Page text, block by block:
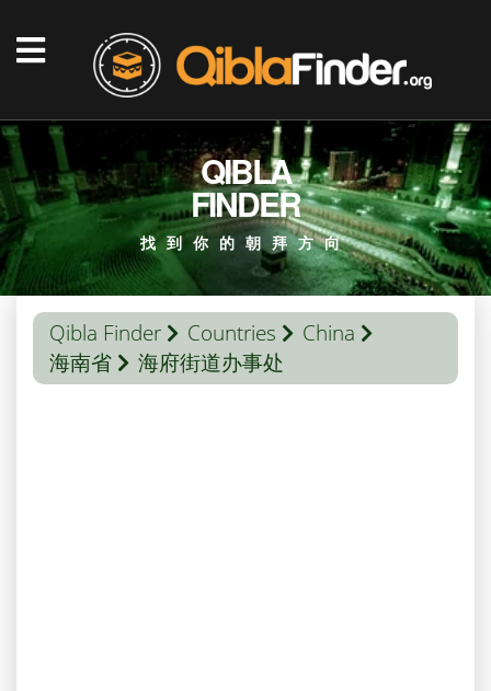
QIBLA
FINDER
找到你的朝拜方向
Qibla Finder Countries
China
海南省
海府街道办事处